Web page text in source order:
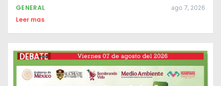
GENERAL ago 7, 2026
Leer mas